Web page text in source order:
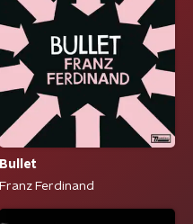
Bullet
Franz Ferdinand